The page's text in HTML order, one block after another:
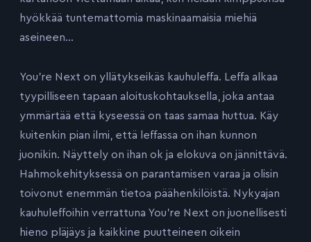
hyökkää tuntemattomia maskinaamaisia miehiä
aseineen…
You’re Next on yllätykseikäs kauhuleffa. Leffa alkaa
tyypilliseen tapaan aloituskohtauksella, joka antaa
ymmärtää että kyseessä on taas samaa huttua. Käy
kuitenkin pian ilmi, että leffassa on ihan kunnon
juonikin. Näyttely on ihan ok ja elokuva on jännittävä.
Hahmokehityksessä on parantamisen varaa ja olisin
toivonut enemmän tietoa päähenkilöistä. Nykyajan
kauhuleffoihin verrattuna You’re Next on juonellisesti
hieno pläjäys ja kaikkine puutteineen oikein